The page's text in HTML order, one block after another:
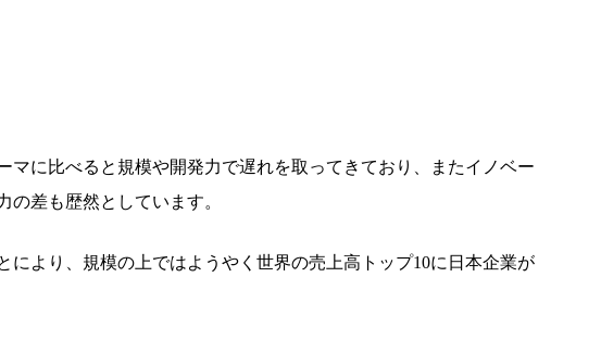
マに比べると規模や開発力で遅れを取ってきており、またイノベー
差も歴然としています。
により、規模の上ではようやく世界の売上高トップ10に日本企業が